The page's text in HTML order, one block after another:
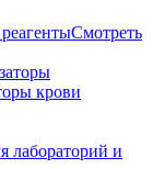
Смотреть
крови
лабораторий и